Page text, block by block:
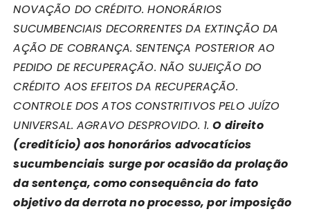
NOVAÇÃO DO CRÉDITO. HONORÁRIOS
SUCUMBENCIAIS DECORRENTES DA EXTINÇÃO DA
AÇÃO DE COBRANÇA. SENTENÇA POSTERIOR AO
PEDIDO DE RECUPERAÇÃO. NÃO SUJEIÇÃO DO
CRÉDITO AOS EFEITOS DA RECUPERAÇÃO.
CONTROLE DOS ATOS CONSTRITIVOS PELO JUÍZO
UNIVERSAL. AGRAVO DESPROVIDO. 1.O direito
(creditício) aos honorários advocatícios
sucumbenciais surge por ocasião da prolação
da sentença, como consequência do fato
objetivo da derrota no processo, por imposição